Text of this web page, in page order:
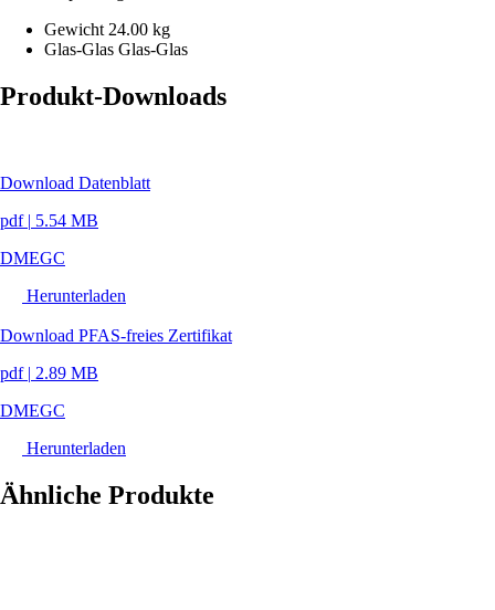
Gewicht 24.00 kg
Glas-Glas Glas-Glas
Produkt-Downloads
Download Datenblatt
pdf | 5.54 MB
DMEGC
Herunterladen
Download PFAS-freies Zertifikat
pdf | 2.89 MB
DMEGC
Herunterladen
Ähnliche Produkte